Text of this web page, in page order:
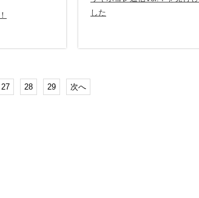
した
27 28 29 次へ